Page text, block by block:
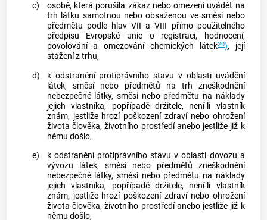
c)
osobě, která porušila zákaz nebo omezení uvádět na
trh látku samotnou nebo obsaženou ve směsi nebo
předmětu podle hlav VII a VIII přímo použitelného
předpisu Evropské unie o registraci, hodnocení,
povolování a omezování chemických látek20), její
stažení z trhu,
d)
k odstranění protiprávního stavu v oblasti uvádění
látek, směsí nebo předmětů na trh zneškodnění
nebezpečné látky, směsi nebo předmětu na náklady
jejich vlastníka, popřípadě držitele, není-li vlastník
znám, jestliže hrozí poškození zdraví nebo ohrožení
života člověka, životního prostředí anebo jestliže již k
němu došlo,
e)
k odstranění protiprávního stavu v oblasti dovozu a
vývozu látek, směsí nebo předmětů zneškodnění
nebezpečné látky, směsi nebo předmětu na náklady
jejich vlastníka, popřípadě držitele, není-li vlastník
znám, jestliže hrozí poškození zdraví nebo ohrožení
života člověka, životního prostředí anebo jestliže již k
němu došlo,